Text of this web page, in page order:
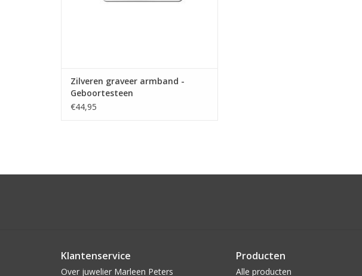
Zilveren graveer armband -
Geboortesteen
€44,95
Klantenservice
Over juwelier Marleen Peters
Producten
Alle producten